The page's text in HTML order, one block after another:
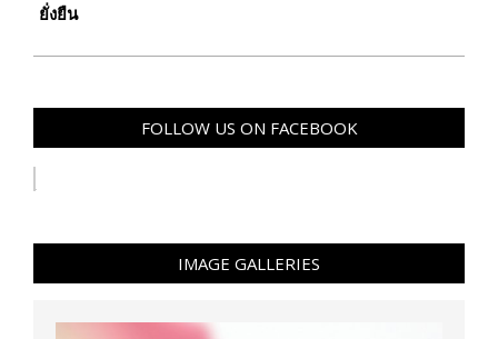
ยั่งยืน
FOLLOW US ON FACEBOOK
IMAGE GALLERIES